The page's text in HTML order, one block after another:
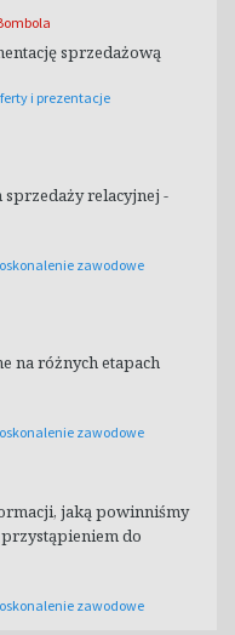
sprzedażową
i prezentacje
sprzedaży relacyjnej -
zawodowe
na różnych etapach
zawodowe
jaką powinniśmy
do
zawodowe